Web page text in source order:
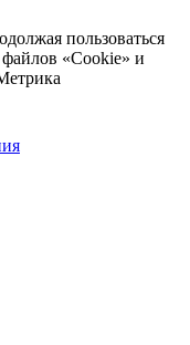
пользоваться
«Cookie» и